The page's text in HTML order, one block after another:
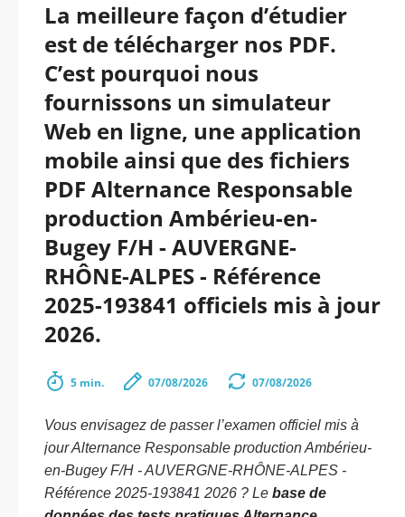
La meilleure façon d’étudier
est de télécharger nos PDF.
C’est pourquoi nous
fournissons un simulateur
Web en ligne, une application
mobile ainsi que des fichiers
PDF Alternance Responsable
production Ambérieu-en-
Bugey F/H - AUVERGNE-
RHÔNE-ALPES - Référence
2025-193841 officiels mis à jour
2026.
5 min. 07/08/2026 07/08/2026
Vous envisagez de passer l’examen officiel mis à
jour Alternance Responsable production Ambérieu-
en-Bugey F/H - AUVERGNE-RHÔNE-ALPES -
Référence 2025-193841 2026 ? Le base de